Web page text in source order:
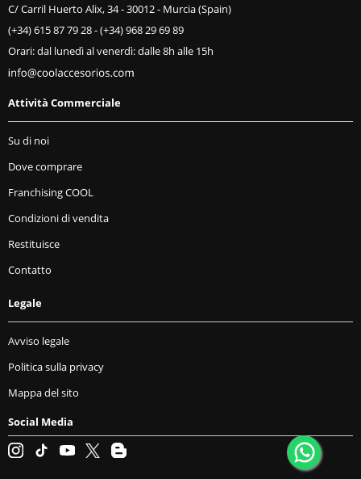
C/ Carril Huerto Alix, 34 - 30012 - Murcia (Spain)
(+34) 615 87 79 28-(+34) 968 29 69 89
Orari: dal lunedì al venerdì: dalle 8h alle 15h
Attività Commerciale
Su di noi
Dove comprare
Franchising COOL
Condizioni di vendita
Restituisce
Contatto
Legale
Avviso legale
Politica sulla privacy
Mappa del sito
Social Media